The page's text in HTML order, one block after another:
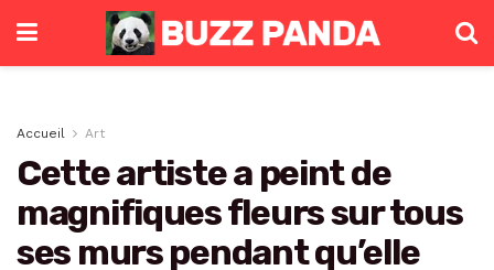
Accueil Art
Cette artiste a peint de
magnifiques fleurs sur tous
ses murs pendant qu’elle